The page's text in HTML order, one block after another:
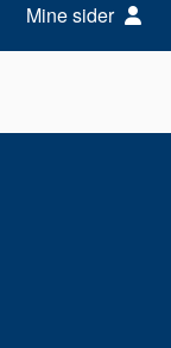
Mine sider